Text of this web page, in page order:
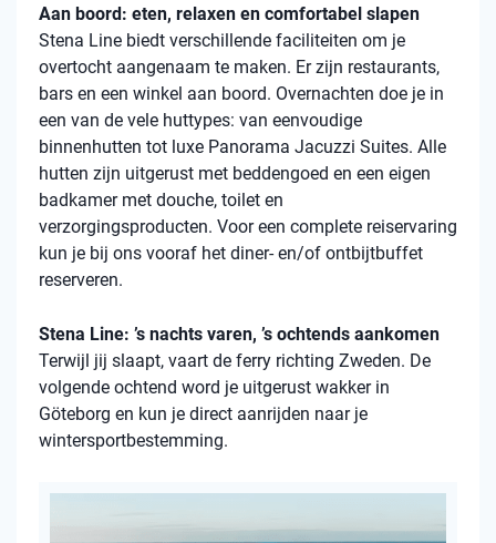
Aan boord: eten, relaxen en comfortabel slapen
Stena Line biedt verschillende faciliteiten om je
overtocht aangenaam te maken. Er zijn restaurants,
bars en een winkel aan boord. Overnachten doe je in
een van de vele huttypes: van eenvoudige
binnenhutten tot luxe Panorama Jacuzzi Suites. Alle
hutten zijn uitgerust met beddengoed en een eigen
badkamer met douche, toilet en
verzorgingsproducten. Voor een complete reiservaring
kun je bij ons vooraf het diner- en/of ontbijtbuffet
reserveren.
Stena Line: ’s nachts varen, ’s ochtends aankomen
Terwijl jij slaapt, vaart de ferry richting Zweden. De
volgende ochtend word je uitgerust wakker in
Göteborg en kun je direct aanrijden naar je
wintersportbestemming.